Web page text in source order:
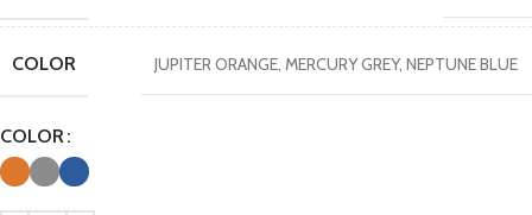
COLOR JUPITER ORANGE, MERCURY GREY, NEPTUNE BLUE
COLOR